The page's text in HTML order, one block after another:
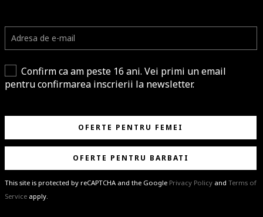
Confirm ca am peste 16 ani. Vei primi un email
pentru confirmarea inscrierii la newsletter.
OFERTE PENTRU FEMEI
OFERTE PENTRU BARBATI
This site is protected by reCAPTCHA and the Google Privacy Policy and Terms of
Service apply.